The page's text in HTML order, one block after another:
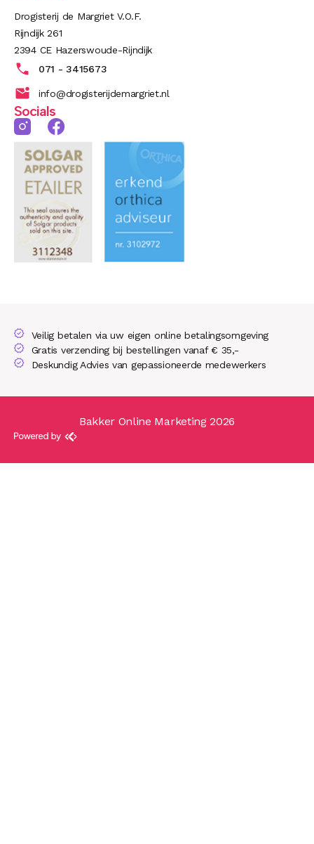
Drogisterij de Margriet V.O.F.
Rijndijk 261
2394 CE Hazerswoude-Rijndijk
071 - 3415673
info@drogisterijdemargriet.nl
Socials
Veilig betalen via uw eigen online betalingsomgeving
Gratis verzending bij bestellingen vanaf € 35,-
Deskundig Advies van gepassioneerde medewerkers
Bakker Online Marketing 2026